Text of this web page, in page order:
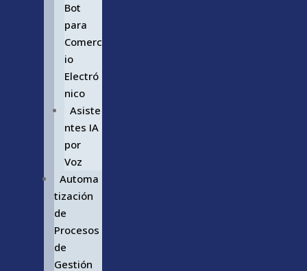
Bot
para
Comerc
io
Electró
nico
Asiste
ntes IA
por
Voz
Automa
tización
de
Procesos
de
Gestión